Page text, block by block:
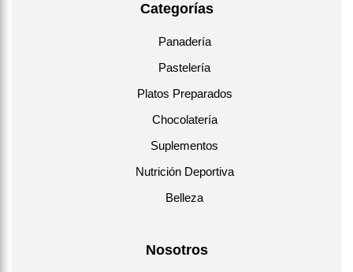
Categorías
Panadería
Pastelería
Platos Preparados
Chocolatería
Suplementos
Nutrición Deportiva
Belleza
Nosotros